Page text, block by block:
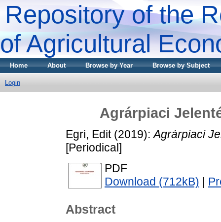
Repository of the
of Agricultural
Home About Browse by Year Browse by Subject
Login
Agrárpiaci
Egri, Edit(2019):Agrárpiaci
[Periodical]
PDF
Download (712kB)
Abstract